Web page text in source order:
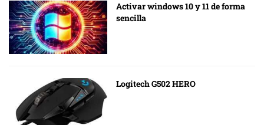
Activar windows 10 y 11 de forma
sencilla
Logitech G502 HERO